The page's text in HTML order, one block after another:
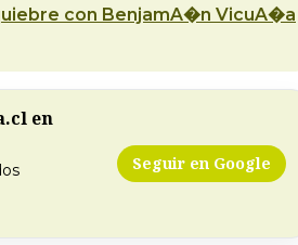
con BenjamA�n VicuA�a
en
Seguir en Google